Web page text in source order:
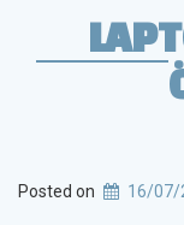
Posted on 16/07/